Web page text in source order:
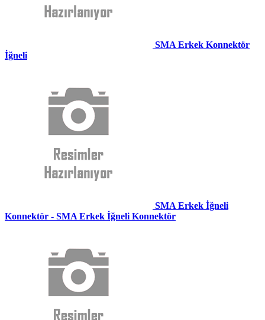
SMA Erkek Konnektör
İğneli
SMA Erkek İğneli
Konnektör - SMA Erkek İğneli Konnektör